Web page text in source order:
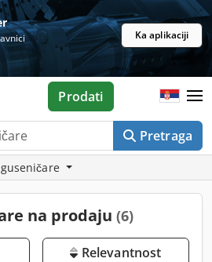
Ka aplikaciji
Pretraga
Prodati
na prodaju (6)
Relevantnost